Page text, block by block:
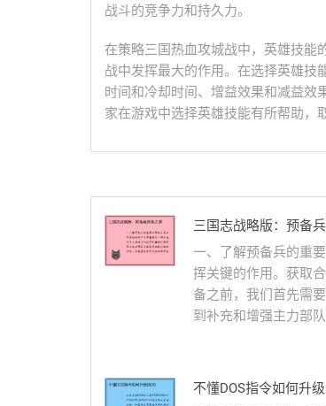
战斗的竞争力和持久力。
在策略三国热血攻城战中，英雄技能
战中发挥最大的作用。在选择英雄技
时间和冷却时间、增益效果和减益效
家在游戏中选择英雄技能有所帮助，
三国志战略版：预备
一、了解预备兵的重
挥关键的作用。获取
备之前，我们首先需
到补充和增强主力部
不懂DOS指令如何升